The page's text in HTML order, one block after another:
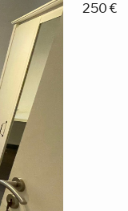
250 €